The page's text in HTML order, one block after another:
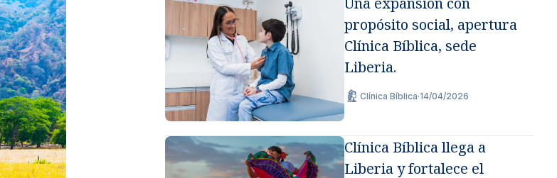
propósito social, apertura
Clínica Bíblica, sede
Liberia.
Clínica Bíblica·14/04/2026
Clínica Bíblica llega a
Liberia y fortalece el